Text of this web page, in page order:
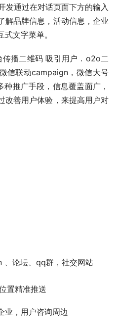
发通过在对话页面下方的输入
解品牌信息，活动信息，企业
文字菜单。
传播二维码 吸引用户．o2o二
信联动campaign，微信大号
推广手段，信息覆盖面广，
改善用户体验，来提高用户对
、论坛、qq群，社交网站
置精准推送
业，用户咨询周边